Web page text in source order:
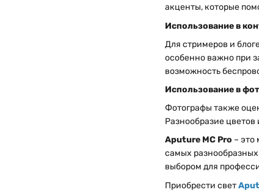
акценты, которые
Использование в
Для стримеров и
особенно важно при
возможность
Использование в
Фотографы также
Разнообразие
Aputure MC Pro – это
самых
выбором для
Приобрести свет